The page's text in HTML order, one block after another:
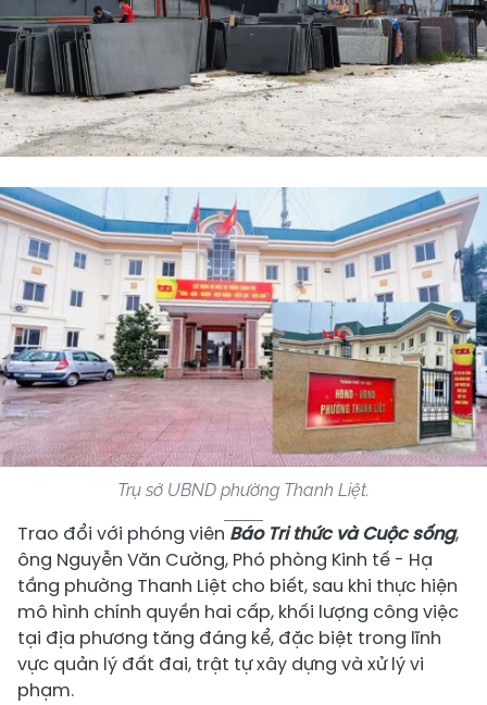
Trụ sở UBND phường Thanh Liệt.
Trao đổi với phóng viên Báo Tri thức và Cuộc sống,
ông Nguyễn Văn Cường, Phó phòng Kinh tế - Hạ
tầng phường Thanh Liệt cho biết, sau khi thực hiện
mô hình chính quyền hai cấp, khối lượng công việc
tại địa phương tăng đáng kể, đặc biệt trong lĩnh
vực quản lý đất đai, trật tự xây dựng và xử lý vi
phạm.